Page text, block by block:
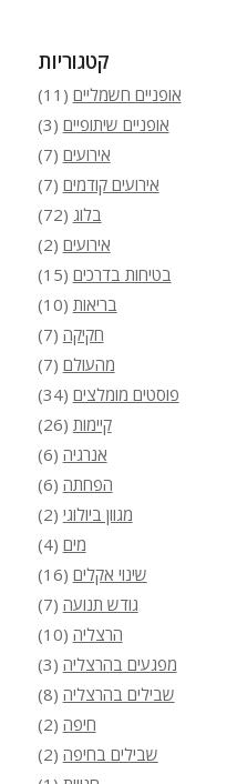
קטגוריות
אופניים חשמליים(11)
אופניים שיתופיים (3)
אירועים (7)
אירועים קודמים(7)
בלוג(72)
אירועים(2)
בטיחות בדרכים (15)
בריאות(10)
חקיקה (7)
מהעולם(7)
פוסטים מומלצים (34)
קיימות(26)
אנרגיה (6)
הפחתה (6)
מגוון ביולוגי (2)
מים(4)
שינוי אקלים(16)
גודש תנועה(7)
הרצליה(10)
מפגעים בהרצליה (3)
שבילים בהרצליה (8)
חיפה (2)
שבילים בחיפה (2)